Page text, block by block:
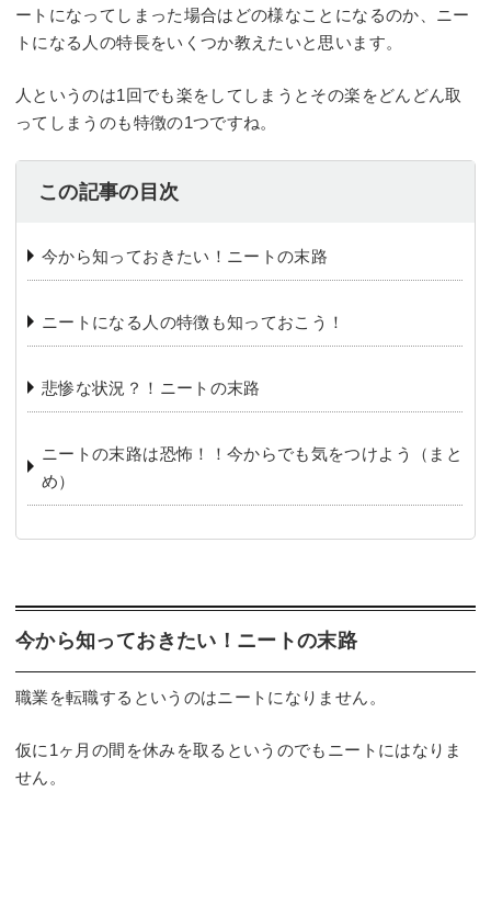
ートになってしまった場合はどの様なことになるのか、ニー
トになる人の特長をいくつか教えたいと思います。
人というのは1回でも楽をしてしまうとその楽をどんどん取
ってしまうのも特徴の1つですね。
この記事の目次
今から知っておきたい！ニートの末路
ニートになる人の特徴も知っておこう！
悲惨な状況？！ニートの末路
ニートの末路は恐怖！！今からでも気をつけよう（まと
め）
今から知っておきたい！ニートの末路
職業を転職するというのはニートになりません。
仮に1ヶ月の間を休みを取るというのでもニートにはなりま
せん。